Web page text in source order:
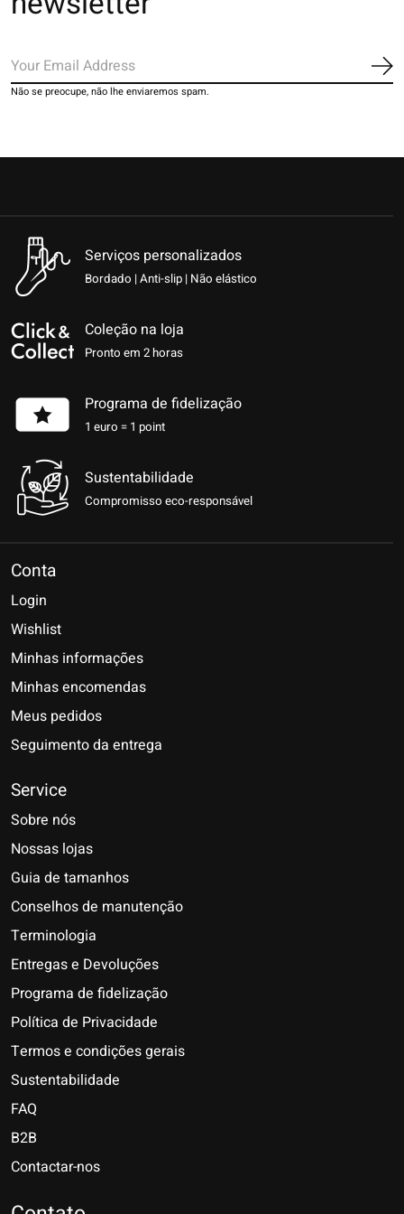
Não se preocupe, não lhe enviaremos spam.
Serviços personalizados
Bordado | Anti-slip | Não elástico
Coleção na loja
Pronto em 2 horas
Programa de fidelização
1 euro = 1 point
Sustentabilidade
Compromisso eco-responsável
Conta
Login
Wishlist
Minhas informações
Minhas encomendas
Meus pedidos
Seguimento da entrega
Service
Sobre nós
Nossas lojas
Guia de tamanhos
Conselhos de manutenção
Terminologia
Entregas e Devoluções
Programa de fidelização
Política de Privacidade
Termos e condições gerais
Sustentabilidade
FAQ
B2B
Contactar-nos